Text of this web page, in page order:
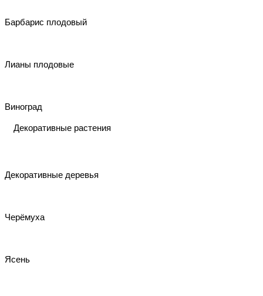
Барбарис плодовый
Лианы плодовые
Виноград
Декоративные растения
Декоративные деревья
Черёмуха
Ясень